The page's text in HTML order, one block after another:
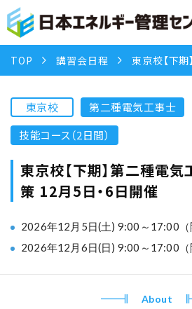
TOP 講習会日程
東京校
第二種電気工事士
技能コース（2日間）
東京校【下期】第二種電
策 12月5日・6日開催
2026年12月5日(土) 9:00～17:00（
2026年12月6日(日) 9:00～17:00（
About